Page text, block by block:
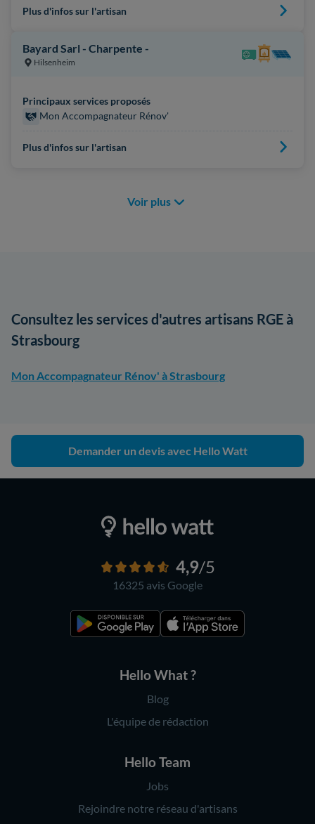
Plus d'infos sur l'artisan
Bayard Sarl - Charpente -
Hilsenheim
Principaux services proposés
Mon Accompagnateur Rénov'
Plus d'infos sur l'artisan
Voir plus
Consultez les services d'autres artisans RGE à
Strasbourg
Mon Accompagnateur Rénov' à Strasbourg
Demander un devis avec Hello Watt
4,9/5
16325 avis Google
Hello What ?
Blog
L'équipe de rédaction
Hello Team
Jobs
Rejoindre notre réseau d'artisans